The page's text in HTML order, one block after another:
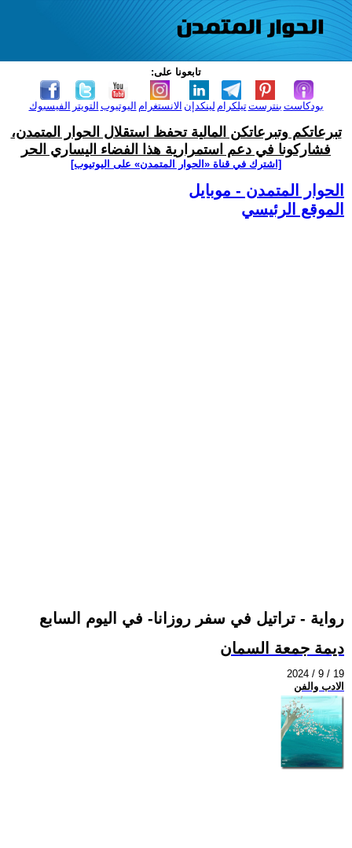
تابعونا على:
الفيسبوك التويتر اليوتيوب الانستغرام لينكدإن تيلكرامبنترست بودكاست
تبرعاتكم وتبرعاتكن المالية تحفظ استقلال الحوار المتمدن،
فشاركونا في دعم استمرارية هذا الفضاء اليساري الحر
[اشترك في قناة ‫«الحوار المتمدن» على اليوتيوب]
الحوار المتمدن - موبايل
الموقع الرئيسي
رواية - تراتيل في سفر روزانا- في اليوم السابع
ديمة جمعة السمان
2024 / 9 / 19
الادب والفن